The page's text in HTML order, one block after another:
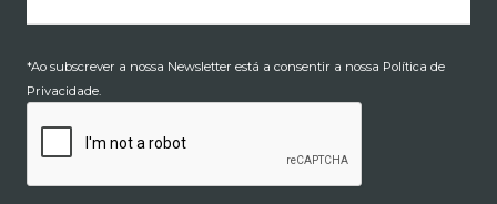
*Ao subscrever a nossa Newsletter está a consentir a nossa Política de
Privacidade.